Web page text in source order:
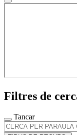
Filtres de
Tancar
CERCA